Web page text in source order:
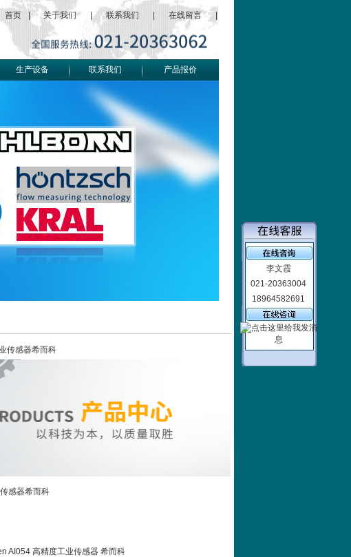
首页 关于我们 联系我们 在线留言
生产设备 联系我们 产品报价
传感器希而科
感器希而科
AI054 高精度工业传感器 希而科
李文霞
021-20363004
18964582691